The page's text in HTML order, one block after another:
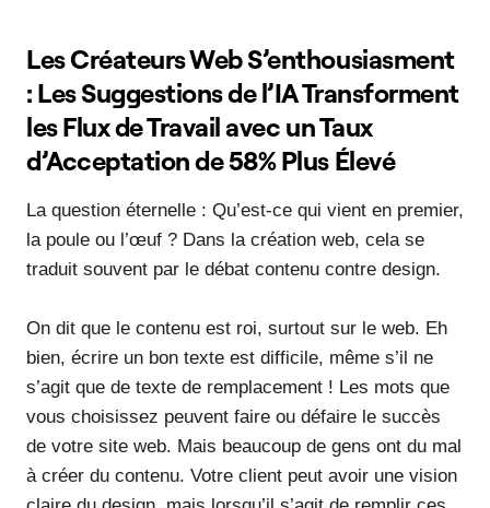
Les Créateurs Web S’enthousiasment
: Les Suggestions de l’IA Transforment
les Flux de Travail avec un Taux
d’Acceptation de 58% Plus Élevé
La question éternelle : Qu’est-ce qui vient en premier,
la poule ou l’œuf ? Dans la création web, cela se
traduit souvent par le débat contenu contre design.
On dit que le contenu est roi, surtout sur le web. Eh
bien, écrire un bon texte est difficile, même s’il ne
s’agit que de texte de remplacement ! Les mots que
vous choisissez peuvent faire ou défaire le succès
de votre site web. Mais beaucoup de gens ont du mal
à créer du contenu. Votre client peut avoir une vision